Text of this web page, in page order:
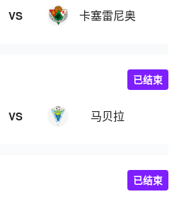
VS 卡塞雷尼奥
VS 马贝拉
已结束
已结束